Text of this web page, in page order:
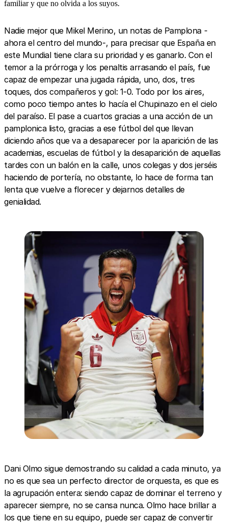
familiar y que no olvida a los suyos.
Nadie mejor que Mikel Merino, un notas de Pamplona -
ahora el centro del mundo-, para precisar que España en
este Mundial tiene clara su prioridad y es ganarlo. Con el
temor a la prórroga y los penaltis arrasando el país, fue
capaz de empezar una jugada rápida, uno, dos, tres
toques, dos compañeros y gol: 1-0. Todo por los aires,
como poco tiempo antes lo hacía el Chupinazo en el cielo
del paraíso. El pase a cuartos gracias a una acción de un
pamplonica listo, gracias a ese fútbol del que llevan
diciendo años que va a desaparecer por la aparición de las
academias, escuelas de fútbol y la desaparición de aquellas
tardes con un balón en la calle, unos colegas y dos jerséis
haciendo de portería, no obstante, lo hace de forma tan
lenta que vuelve a florecer y dejarnos detalles de
genialidad.
Dani Olmo sigue demostrando su calidad a cada minuto, ya
no es que sea un perfecto director de orquesta, es que es
la agrupación entera: siendo capaz de dominar el terreno y
aparecer siempre, no se cansa nunca. Olmo hace brillar a
los que tiene en su equipo, puede ser capaz de convertir